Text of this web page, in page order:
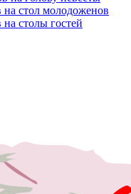
стол молодоженов
столы гостей